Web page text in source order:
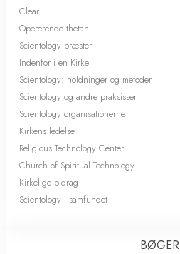
Clear
Opererende thetan
Scientology præster
Indenfor i en Kirke
Scientology: holdninger og metoder
Scientology og andre praksisser
Scientology organisationerne
Kirkens ledelse
Religious Technology Center
Church of Spiritual Technology
Kirkelige bidrag
Scientology i samfundet
BØGER